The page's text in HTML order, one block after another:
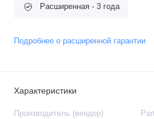
Расширенная - 3 года
Подробнее о расширенной гарантии
Характеристики
Производитель (вендор)